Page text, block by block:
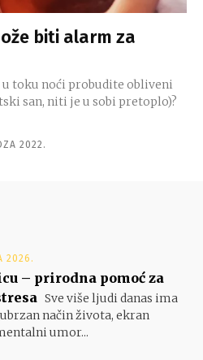
biti alarm za
u toku noći probudite obliveni
san, niti je u sobi pretoplo)?
2022.
2026.
– prirodna pomoć za
Sve više ljudi danas ima
način života, ekran
umor...